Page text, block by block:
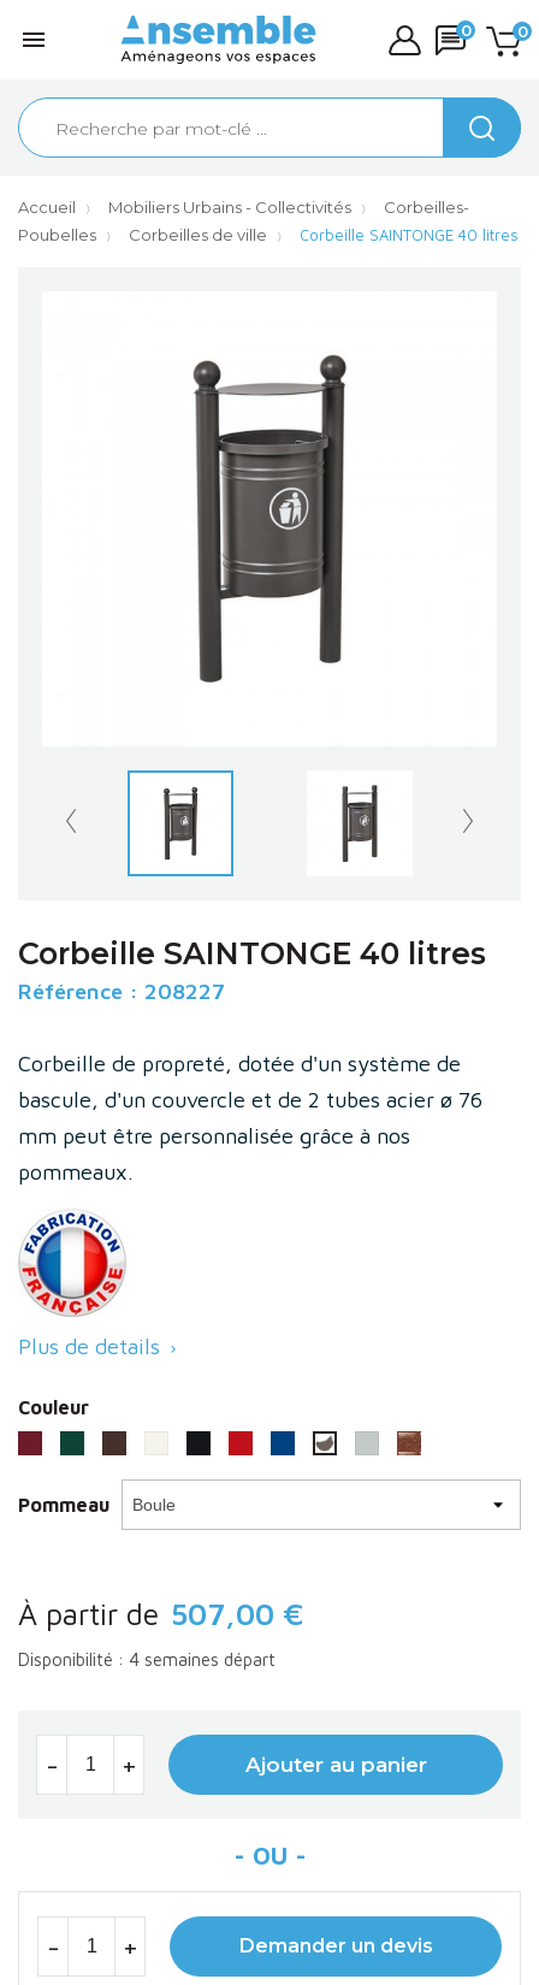
 0
0
Accueil Mobiliers Urbains - Collectivités
Corbeilles-
Poubelles
Corbeilles de ville Corbeille SAINTONGE 40 litres
Corbeille SAINTONGE 40 litres
Référence : 208227
Corbeille de propreté, dotée d'un système de
bascule, d'un couvercle et de 2 tubes acier ø 76
mm peut être personnalisée grâce à nos
pommeaux.
Plus de details 
Couleur
Noir RAL 9005
Rouge (3020)Bleu (RAL 5010)
Gris procityGris clair (RAL 7044)
Aspect corten
Pommeau
À partir de 507,00 €
Disponibilité : 4 semaines départ
- + Ajouter au panier
- + Demander un devis